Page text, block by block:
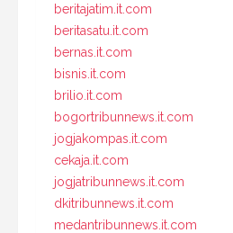
beritajatim.it.com
beritasatu.it.com
bernas.it.com
bisnis.it.com
brilio.it.com
bogortribunnews.it.com
jogjakompas.it.com
cekaja.it.com
jogjatribunnews.it.com
dkitribunnews.it.com
medantribunnews.it.com